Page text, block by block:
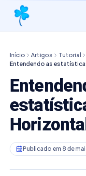
Início Artigos
Tutorial
Entendendo as
Publicado em 8 de